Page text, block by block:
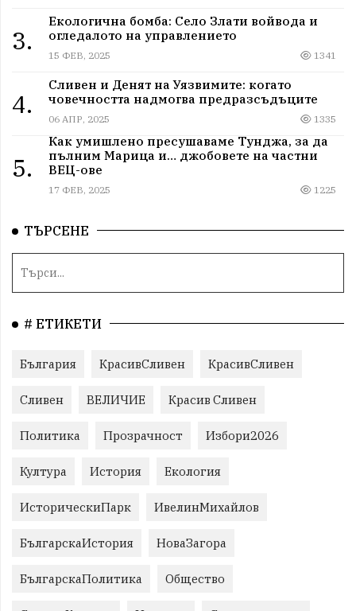
3.
Екологична бомба: Село Злати войвода и
огледалото на управлението
15 ФЕВ, 2025 1341
4.
Сливен и Денят на Уязвимите: когато
човечността надмогва предразсъдъците
06 АПР, 2025 1335
5.
Как умишлено пресушаваме Тунджа, за да
пълним Марица и… джобовете на частни
ВЕЦ-ове
17 ФЕВ, 2025 1225
ТЪРСЕНЕ
# ЕТИКЕТИ
България КрасивСливен КрасивСливен
Сливен ВЕЛИЧИЕ Красив Сливен
Политика Прозрачност Избори2026
Култура История Екология
ИсторическиПарк ИвелинМихайлов
БългарскаИстория НоваЗагора
БългарскаПолитика Общество